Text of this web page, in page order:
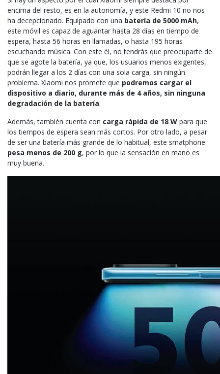
encima del resto, es en la autonomía, y este Redmi 10 no nos
ha decepcionado. Equipado con una batería de 5000 mAh,
este móvil es capaz de aguantar hasta 28 días en tiempo de
espera, hasta 56 horas en llamadas, o hasta 195 horas
escuchando música. Con este él, no tendrás que preocuparte de
que se agote la batería, ya que, los usuarios menos exigentes,
podrán llegar a los 2 días con una sola carga, sin ningún
problema. Xiaomi nos promete que podremos cargar el
dispositivo a diario, durante más de 4 años, sin ninguna
degradación de la batería.
Además, también cuenta con carga rápida de 18 W para que
los tiempos de espera sean más cortos. Por otro lado, a pesar
de ser una batería más grande de lo habitual, este smatphone
pesa menos de 200 g, por lo que la sensación en mano es
muy buena.